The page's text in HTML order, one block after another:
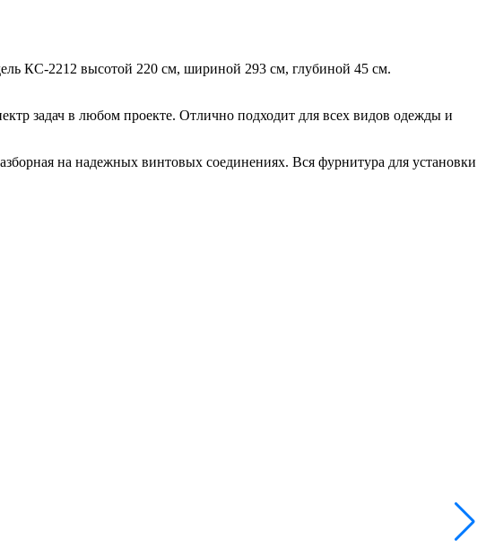
КС-2212 высотой 220 см, шириной 293 см, глубиной 45 см.
задач в любом проекте. Отлично подходит для всех видов одежды и
на надежных винтовых соединениях. Вся фурнитура для установки